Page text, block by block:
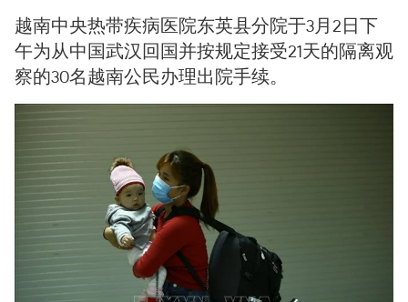
越南中央热带疾病医院东英县分院于3月2日下
午为从中国武汉回国并按规定接受21天的隔离观
察的30名越南公民办理出院手续。